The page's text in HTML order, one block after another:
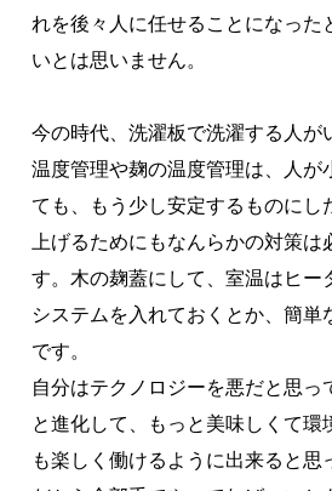
れを後々人に任せることになった
いとは思いません。
今の時代、洗濯板で洗濯する人が
温度管理や麹の温度管理は、人が
ても、もう少し安定するものにし
上げるためにもなんらかの対策は
す。木の麹蓋にして、室温はヒー
システムを入れておくとか、簡単
です。
自分はテクノロジーを悪だと思っ
と進化して、もっと美味しくて環
も楽しく働けるように出来ると思